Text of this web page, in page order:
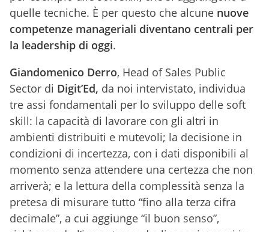
quelle tecniche. È per questo che alcune nuove
competenze manageriali diventano centrali per
la leadership di oggi.
Giandomenico Derro, Head of Sales Public
Sector di Digit’Ed, da noi intervistato, individua
tre assi fondamentali per lo sviluppo delle soft
skill: la capacità di lavorare con gli altri in
ambienti distribuiti e mutevoli; la decisione in
condizioni di incertezza, con i dati disponibili al
momento senza attendere una certezza che non
arriverà; e la lettura della complessità senza la
pretesa di misurare tutto “fino alla terza cifra
decimale”, a cui aggiunge “il buon senso”,